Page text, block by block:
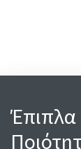
Έπιπλα